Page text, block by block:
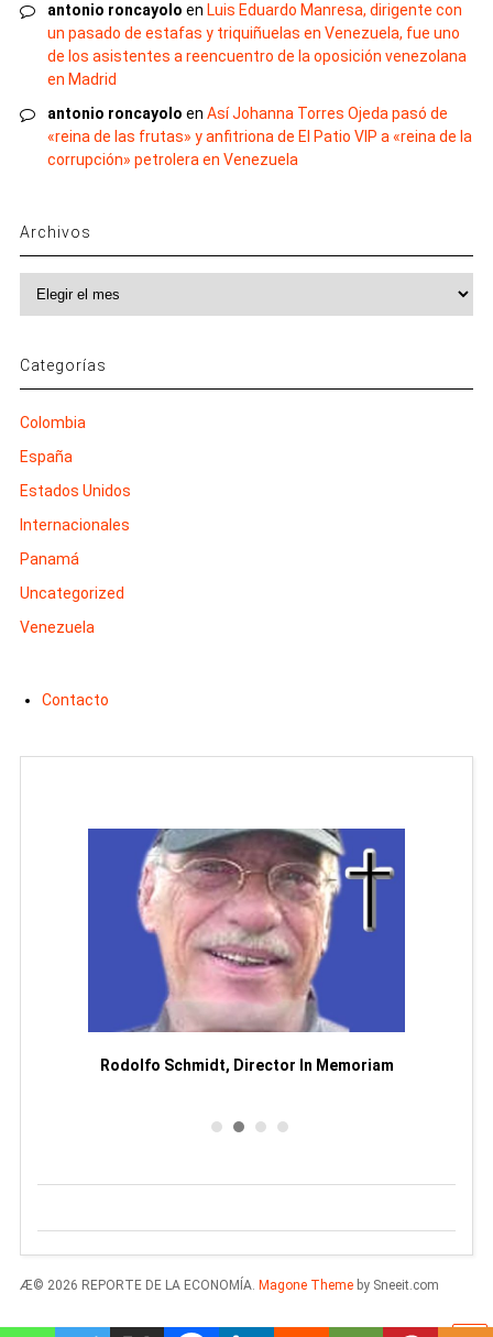
antonio roncayolo en Luis Eduardo Manresa, dirigente con
un pasado de estafas y triquiñuelas en Venezuela, fue uno
de los asistentes a reencuentro de la oposición venezolana
en Madrid
antonio roncayolo en Así Johanna Torres Ojeda pasó de
«reina de las frutas» y anfitriona de El Patio VIP a «reina de la
corrupción» petrolera en Venezuela
Archivos
Categorías
Colombia
España
Estados Unidos
Internacionales
Panamá
Uncategorized
Venezuela
Contacto
Rodolfo Schmidt, Director In Memoriam
Æ© 2026 REPORTE DE LA ECONOMÍA. Magone Themeby Sneeit.com